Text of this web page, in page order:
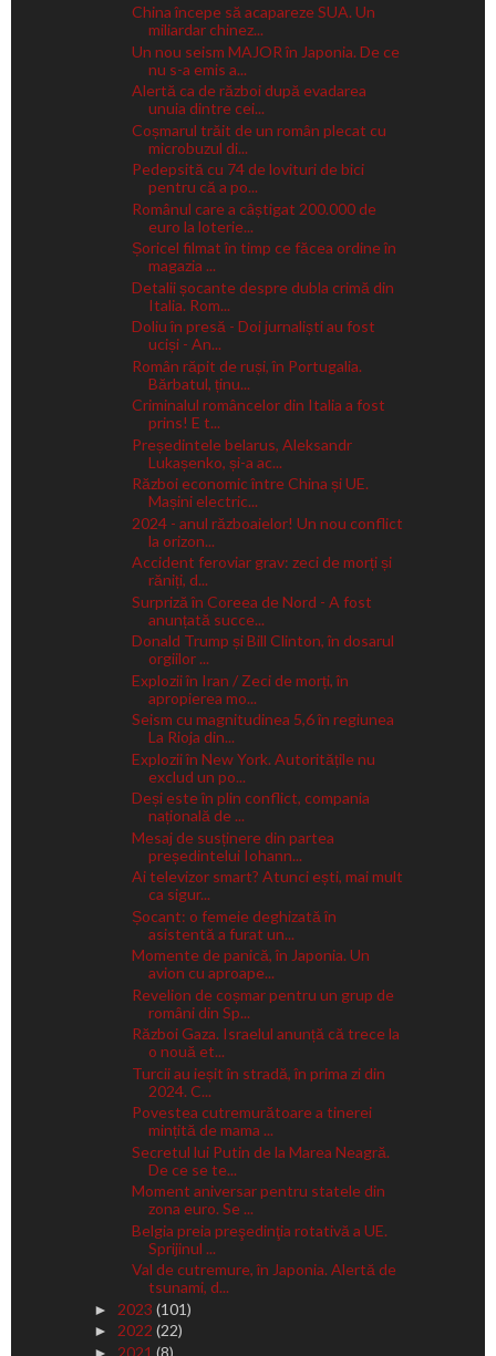
China începe să acapareze SUA. Un
miliardar chinez...
Un nou seism MAJOR în Japonia. De ce
nu s-a emis a...
Alertă ca de război după evadarea
unuia dintre cei...
Coșmarul trăit de un român plecat cu
microbuzul di...
Pedepsită cu 74 de lovituri de bici
pentru că a po...
Românul care a câștigat 200.000 de
euro la loterie...
Șoricel filmat în timp ce făcea ordine în
magazia ...
Detalii șocante despre dubla crimă din
Italia. Rom...
Doliu în presă - Doi jurnaliști au fost
uciși - An...
Român răpit de ruși, în Portugalia.
Bărbatul, ținu...
Criminalul româncelor din Italia a fost
prins! E t...
Președintele belarus, Aleksandr
Lukașenko, și-a ac...
Război economic între China și UE.
Mașini electric...
2024 - anul războaielor! Un nou conflict
la orizon...
Accident feroviar grav: zeci de morți și
răniți, d...
Surpriză în Coreea de Nord - A fost
anunțată succe...
Donald Trump și Bill Clinton, în dosarul
orgiilor ...
Explozii în Iran / Zeci de morți, în
apropierea mo...
Seism cu magnitudinea 5,6 în regiunea
La Rioja din...
Explozii în New York. Autoritățile nu
exclud un po...
Deși este în plin conflict, compania
națională de ...
Mesaj de susținere din partea
președintelui Iohann...
Ai televizor smart? Atunci ești, mai mult
ca sigur...
Șocant: o femeie deghizată în
asistentă a furat un...
Momente de panică, în Japonia. Un
avion cu aproape...
Revelion de coșmar pentru un grup de
români din Sp...
Război Gaza. Israelul anunță că trece la
o nouă et...
Turcii au ieșit în stradă, în prima zi din
2024. C...
Povestea cutremurătoare a tinerei
mințită de mama ...
Secretul lui Putin de la Marea Neagră.
De ce se te...
Moment aniversar pentru statele din
zona euro. Se ...
Belgia preia preşedinţia rotativă a UE.
Sprijinul ...
Val de cutremure, în Japonia. Alertă de
tsunami, d...
► 2023 (101)
► 2022 (22)
2021 (8)